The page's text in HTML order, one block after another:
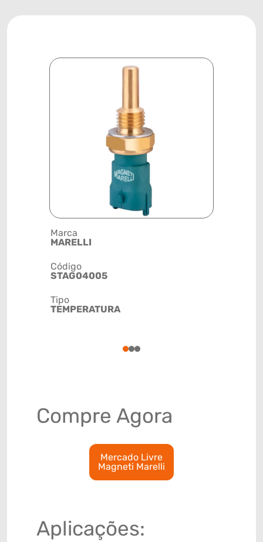
Marca
MARELLI
Código
STAG04005
Tipo
TEMPERATURA
123
Compre Agora
Mercado Livre
Magneti Marelli
Aplicações: